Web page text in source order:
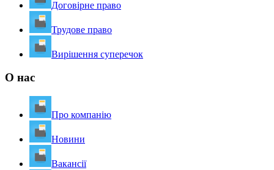
Договірне право
Трудове право
Вирішення суперечок
О нас
Про компанію
Новини
Вакансії